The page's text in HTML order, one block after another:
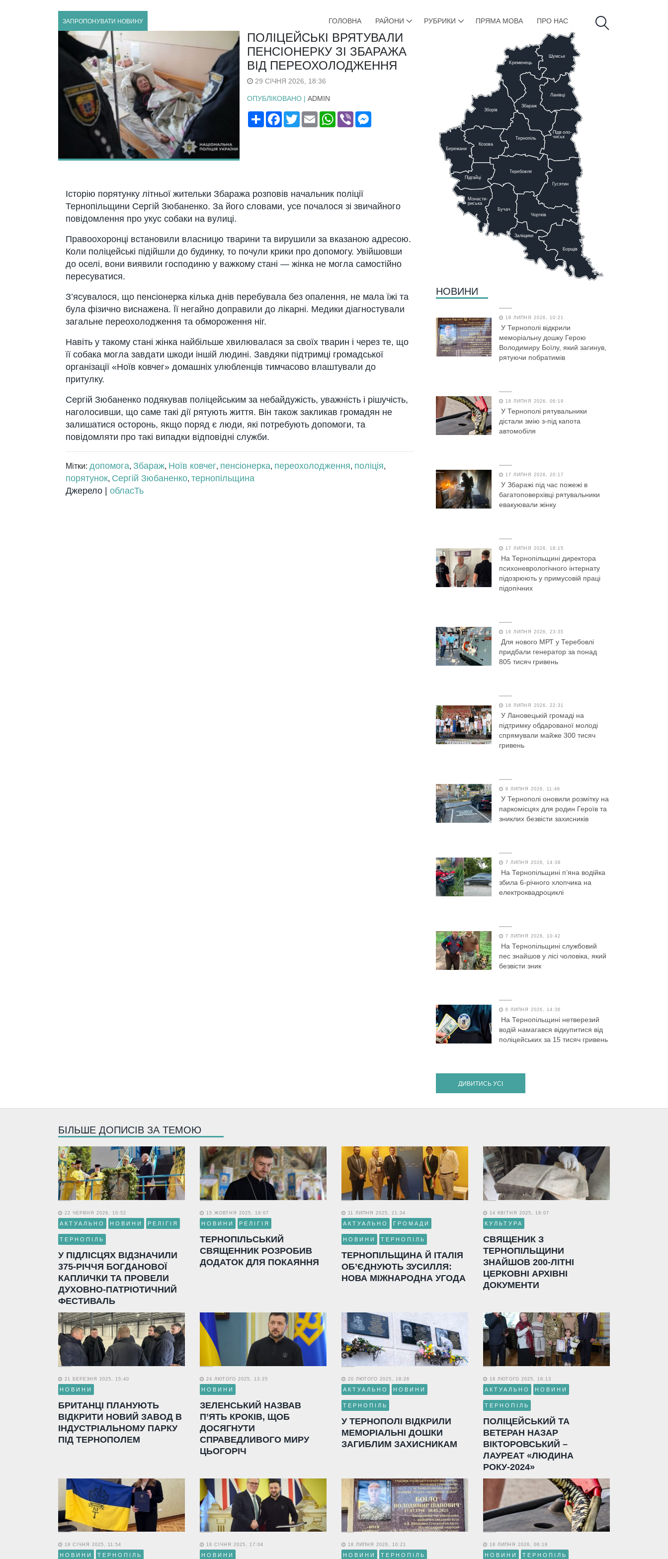
ЗАПРОПОНУВАТИ НОВИНУ ГОЛОВНА РАЙОНИ РУБРИКИ ПРЯМА МОВА ПРО НАС
ПОЛІЦЕЙСЬКІ ВРЯТУВАЛИ
ПЕНСІОНЕРКУ ЗІ ЗБАРАЖА
ВІД ПЕРЕОХОЛОДЖЕННЯ
29 СІЧНЯ 2026, 18:36
ОПУБЛІКОВАНО | ADMIN
ПоширитиFacebook
TwitterEmail WhatsApp
Viber
Історію порятунку літньої жительки Збаража розповів начальник поліції
Тернопільщини Сергій Зюбаненко. За його словами, усе почалося зі звичайного
повідомлення про укус собаки на вулиці.
Правоохоронці встановили власницю тварини та вирушили за вказаною адресою.
Коли поліцейські підійшли до будинку, то почули крики про допомогу. Увійшовши
до оселі, вони виявили господиню у важкому стані — жінка не могла самостійно
пересуватися.
З’ясувалося, що пенсіонерка кілька днів перебувала без опалення, не мала їжі та
була фізично виснажена. Її негайно доправили до лікарні. Медики діагностували
загальне переохолодження та обмороження ніг.
Навіть у такому стані жінка найбільше хвилювалася за своїх тварин і через те, що
її собака могла завдати шкоди іншій людині. Завдяки підтримці громадської
організації «Ноїв ковчег» домашніх улюбленців тимчасово влаштували до
притулку.
Сергій Зюбаненко подякував поліцейським за небайдужість, уважність і рішучість,
наголосивши, що саме такі дії рятують життя. Він також закликав громадян не
залишатися осторонь, якщо поряд є люди, які потребують допомоги, та
повідомляти про такі випадки відповідні служби.
Мітки: допомога, Збараж, Ноїв ковчег, пенсіонерка, переохолодження, поліція,
порятунок, Сергій Зюбаненко, тернопільщина
Джерело | обласТь
Тернопіль
Теребовля
Бучач
Заліщики
Борщів
Чортків
Гусятин
Підволо-
чиськ
Ланівці
Збараж
Шумськ
Кременець
Козова
Бережани
Підгайці
Зборів
Монасти-
риська
НОВИНИ
18 ЛИПНЯ 2026, 10:21
У Тернополі відкрили
меморіальну дошку Герою
Володимиру Боїлу, який загинув,
рятуючи побратимів
18 ЛИПНЯ 2026, 06:19
У Тернополі рятувальники
дістали змію з-під капота
автомобіля
17 ЛИПНЯ 2026, 20:17
У Збаражі під час пожежі в
багатоповерхівці рятувальники
евакуювали жінку
17 ЛИПНЯ 2026, 18:15
На Тернопільщині директора
психоневрологічного інтернату
підозрюють у примусовій праці
підопічних
16 ЛИПНЯ 2026, 23:35
Для нового МРТ у Теребовлі
придбали генератор за понад
805 тисяч гривень
16 ЛИПНЯ 2026, 22:31
У Лановецькій громаді на
підтримку обдарованої молоді
спрямували майже 300 тисяч
гривень
9 ЛИПНЯ 2026, 11:46
У Тернополі оновили розмітку на
паркомісцях для родин Героїв та
зниклих безвісти захисників
7 ЛИПНЯ 2026, 14:39
На Тернопільщині п’яна водійка
збила 6-річного хлопчика на
електроквадроциклі
7 ЛИПНЯ 2026, 10:42
На Тернопільщині службовий
пес знайшов у лісі чоловіка, який
безвісти зник
6 ЛИПНЯ 2026, 14:36
На Тернопільщині нетверезий
водій намагався відкупитися від
поліцейських за 15 тисяч гривень
ДИВИТИСЬ УСІ
БІЛЬШЕ ДОПИСІВ ЗА ТЕМОЮ
22 ЧЕРВНЯ 2026, 10:52
АКТУАЛЬНО НОВИНИ РЕЛІГІЯ
ТЕРНОПІЛЬ
У ПІДЛІСЦЯХ ВІДЗНАЧИЛИ
375-РІЧЧЯ БОГДАНОВОЇ
КАПЛИЧКИ ТА ПРОВЕЛИ
ДУХОВНО-ПАТРІОТИЧНИЙ
ФЕСТИВАЛЬ
15 ЖОВТНЯ 2025, 19:07
НОВИНИ РЕЛІГІЯ
ТЕРНОПІЛЬСЬКИЙ
СВЯЩЕННИК РОЗРОБИВ
ДОДАТОК ДЛЯ ПОКАЯННЯ
11 ЛИПНЯ 2025, 21:34
АКТУАЛЬНО ГРОМАДИ
НОВИНИ ТЕРНОПІЛЬ
ТЕРНОПІЛЬЩИНА Й ІТАЛІЯ
ОБ’ЄДНУЮТЬ ЗУСИЛЛЯ:
НОВА МІЖНАРОДНА УГОДА
14 КВІТНЯ 2025, 18:07
КУЛЬТУРА
СВЯЩЕНИК З
ТЕРНОПІЛЬЩИНИ
ЗНАЙШОВ 200-ЛІТНІ
ЦЕРКОВНІ АРХІВНІ
ДОКУМЕНТИ
21 БЕРЕЗНЯ 2025, 15:40
НОВИНИ
БРИТАНЦІ ПЛАНУЮТЬ
ВІДКРИТИ НОВИЙ ЗАВОД В
ІНДУСТРІАЛЬНОМУ ПАРКУ
ПІД ТЕРНОПОЛЕМ
24 ЛЮТОГО 2025, 13:25
НОВИНИ
ЗЕЛЕНСЬКИЙ НАЗВАВ
П’ЯТЬ КРОКІВ, ЩОБ
ДОСЯГНУТИ
СПРАВЕДЛИВОГО МИРУ
ЦЬОГОРІЧ
20 ЛЮТОГО 2025, 18:26
АКТУАЛЬНО НОВИНИ
ТЕРНОПІЛЬ
У ТЕРНОПОЛІ ВІДКРИЛИ
МЕМОРІАЛЬНІ ДОШКИ
ЗАГИБЛИМ ЗАХИСНИКАМ
18 ЛЮТОГО 2025, 16:13
АКТУАЛЬНО НОВИНИ
ТЕРНОПІЛЬ
ПОЛІЦЕЙСЬКИЙ ТА
ВЕТЕРАН НАЗАР
ВІКТОРОВСЬКИЙ –
ЛАУРЕАТ «ЛЮДИНА
РОКУ-2024»
18 СІЧНЯ 2025, 11:54
НОВИНИ ТЕРНОПІЛЬ
16 СІЧНЯ 2025, 17:04
НОВИНИ
18 ЛИПНЯ 2026, 10:21
НОВИНИ ТЕРНОПІЛЬ
18 ЛИПНЯ 2026, 06:19
НОВИНИ ТЕРНОПІЛЬ